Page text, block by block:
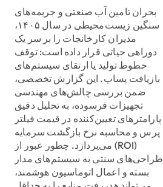
بحران تامین آب صنعتی و جریمه‌های
سنگین زیست‌محیطی در سال ۱۴۰۵،
مدیران کارخانجات را بر سر یک
دوراهی حیاتی قرار داده است: توقف
خطوط تولید یا ارتقای سیستم‌های
بازیافت پساب. این گزارش تخصصی،
ضمن بررسی چالش‌های مهندسی
تجهیزات فرسوده، به تحلیل دقیق
پارامترهای تعیین‌کننده در قیمت فیلتر
پرس و محاسبه نرخ بازگشت سرمایه
(ROI) می‌پردازد. چطور عبور از
طراحی‌های سنتی به سیستم‌های مدار
بسته و اعمال اتوماسیون هوشمند،